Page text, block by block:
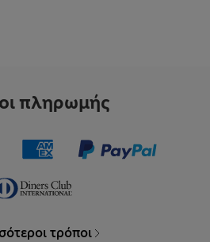
πληρωμής
τρόποι